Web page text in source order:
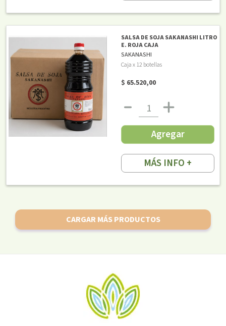
SALSA DE SOJA SAKANASHI LITRO
E. ROJA CAJA
SAKANASHI
Caja x 12 botellas
$ 65.520,00
Agregar
MÁS INFO +
CARGAR MÁS PRODUCTOS